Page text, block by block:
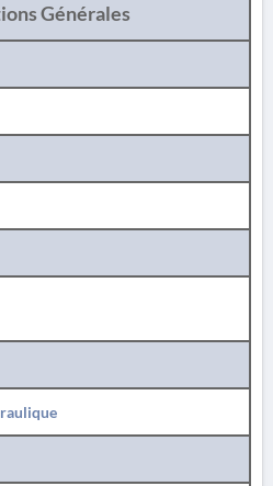
Générales